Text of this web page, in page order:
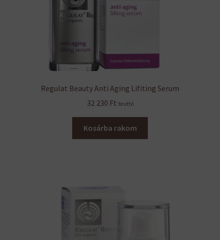
Regulat Beauty Anti Aging Lifiting Serum
32 230 Ft bruttó
Kosárba rakom